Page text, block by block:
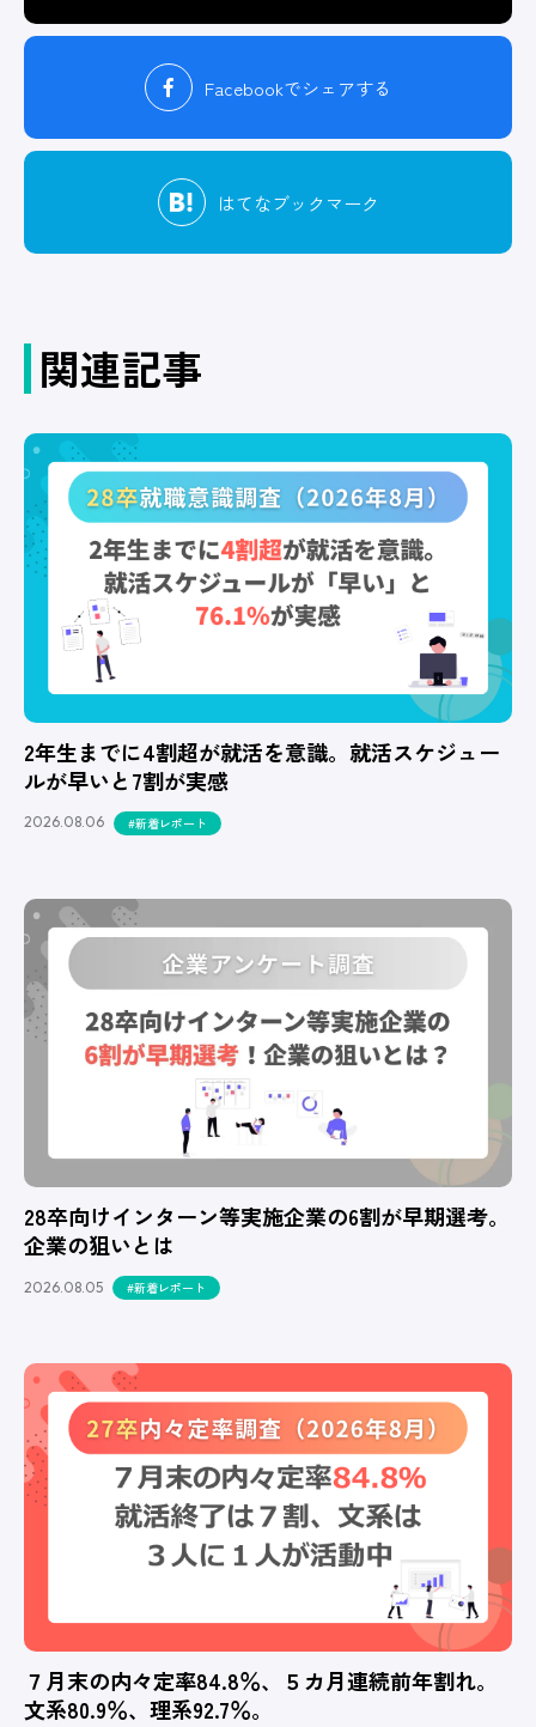
Facebookでシェアする
はてなブックマーク
関連記事
2年生までに4割超が就活を意識。就活スケジュー
ルが早いと7割が実感
2026.08.06 #新着レポート
28卒向けインターン等実施企業の6割が早期選考。
企業の狙いとは
2026.08.05 #新着レポート
７月末の内々定率84.8％、５カ月連続前年割れ。
文系80.9％、理系92.7％。